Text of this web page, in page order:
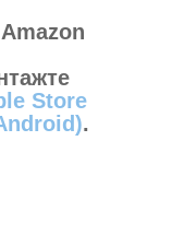
Store
.